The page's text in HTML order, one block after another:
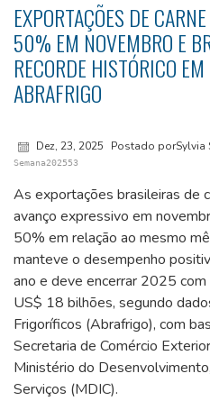
EXPORTAÇÕES DE
50% EM NOVEMBRO E
RECORDE HISTÓRICO
ABRAFRIGO
Dez, 23, 2025 Postado porSylvia
Semana202553
As exportações brasileiras de
avanço expressivo em
50% em relação ao mesmo
manteve o desempenho
ano e deve encerrar 2025
US$ 18 bilhões, segundo
Frigoríficos (Abrafrigo), com
Secretaria de Comércio
Ministério do
Serviços (MDIC).